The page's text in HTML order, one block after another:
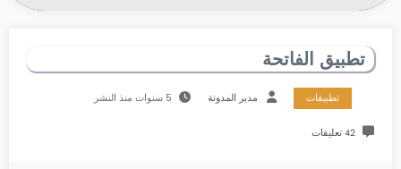
تطبيق الفاتحة
تطبيقات مدير المدونة 5 سنوات منذ النشر
42 تعليقات